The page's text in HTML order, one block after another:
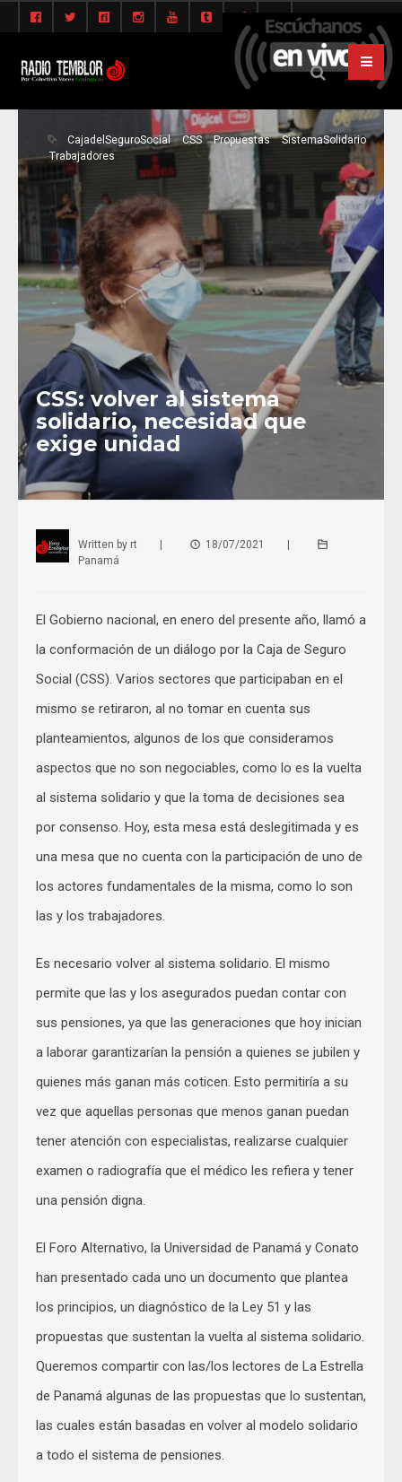
CajadelSeguroSocial CSS Propuestas
SistemaSolidario
Trabajadores
CSS: volver al sistema
solidario, necesidad que
exige unidad
Written by rt 18/07/2021
Panamá
El Gobierno nacional, en enero del presente año, llamó a
la conformación de un diálogo por la Caja de Seguro
Social (CSS). Varios sectores que participaban en el
mismo se retiraron, al no tomar en cuenta sus
planteamientos, algunos de los que consideramos
aspectos que no son negociables, como lo es la vuelta
al sistema solidario y que la toma de decisiones sea
por consenso. Hoy, esta mesa está deslegitimada y es
una mesa que no cuenta con la participación de uno de
los actores fundamentales de la misma, como lo son
las y los trabajadores.
Es necesario volver al sistema solidario. El mismo
permite que las y los asegurados puedan contar con
sus pensiones, ya que las generaciones que hoy inician
a laborar garantizarían la pensión a quienes se jubilen y
quienes más ganan más coticen. Esto permitiría a su
vez que aquellas personas que menos ganan puedan
tener atención con especialistas, realizarse cualquier
examen o radiografía que el médico les refiera y tener
una pensión digna.
El Foro Alternativo, la Universidad de Panamá y Conato
han presentado cada uno un documento que plantea
los principios, un diagnóstico de la Ley 51 y las
propuestas que sustentan la vuelta al sistema solidario.
Queremos compartir con las/los lectores de La Estrella
de Panamá algunas de las propuestas que lo sustentan,
las cuales están basadas en volver al modelo solidario
a todo el sistema de pensiones.